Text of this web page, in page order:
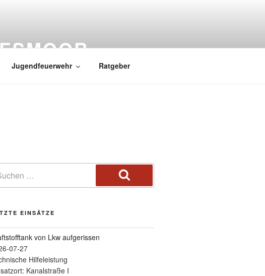
Jugendfeuerwehr Ratgeber
EINSÄTZE
von Lkw aufgerissen
07-27
Hilfeleistung
Kanalstraße I